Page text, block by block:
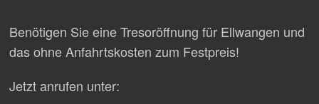
Benötigen Sie eine Tresoröffnung für Ellwangen und
das ohne Anfahrtskosten zum Festpreis!
Jetzt anrufen unter: